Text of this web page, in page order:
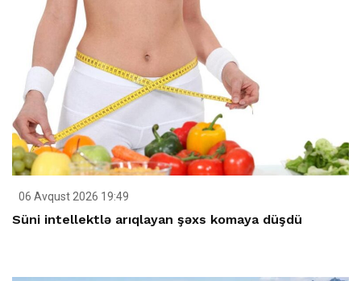
06 Avqust 2026 19:49
Süni intellektlə arıqlayan şəxs komaya düşdü